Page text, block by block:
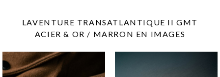
LAVENTURE TRANSATLANTIQUE II GMT
ACIER & OR / MARRON EN IMAGES